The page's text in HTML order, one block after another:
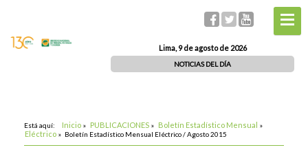
Lima, 9 de agosto de 2026
NOTICIAS DEL DÍA
Está aquí: Inicio » PUBLICACIONES » Boletín Estadístico Mensual »
Eléctrico » Boletín Estadístico Mensual Eléctrico / Agosto 2015